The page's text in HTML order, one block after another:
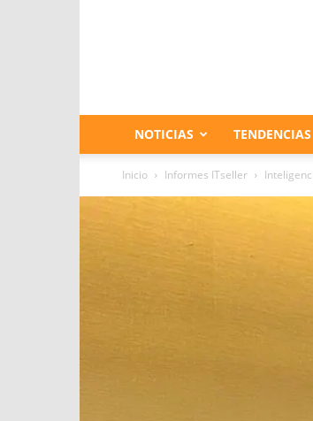
NOTICIAS TENDENCIAS
Inicio Informes ITseller